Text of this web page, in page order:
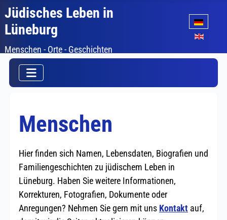
Jüdisches Leben in
Lüneburg
Menschen - Orte - Geschichten
Sprache